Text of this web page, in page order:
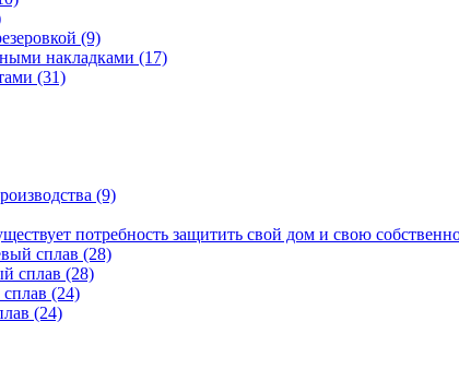
(9)
накладками (17)
(31)
(9)
потребность защитить свой дом и свою
сплав (28)
(24)